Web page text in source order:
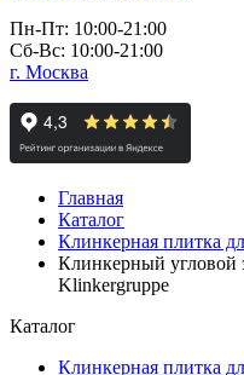
Пн-Пт: 10:00-21:00
Сб-Вс: 10:00-21:00
г. Москва
Главная
Каталог
Клинкерная плитка
Клинкерный угловой
Klinkergruppe
Каталог
Клинкерная плитка